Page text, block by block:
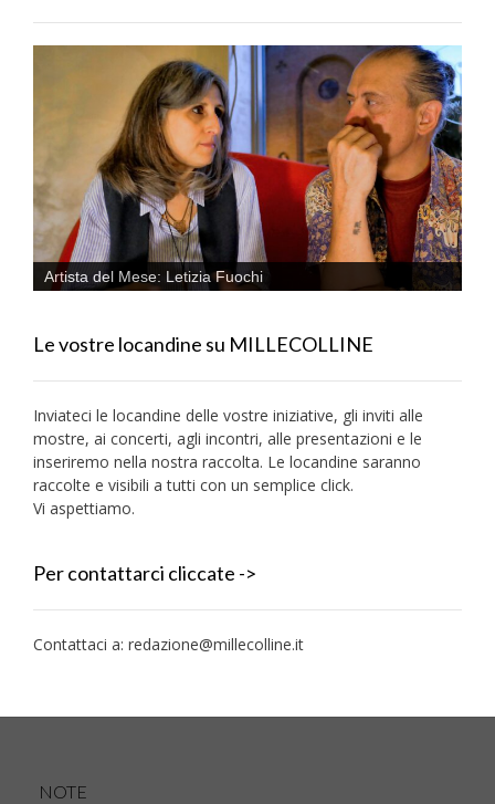
Artista del Mese: Letizia Fuochi
Le vostre locandine su MILLECOLLINE
Inviateci le locandine delle vostre iniziative, gli inviti alle
mostre, ai concerti, agli incontri, alle presentazioni e le
inseriremo nella nostra raccolta. Le locandine saranno
raccolte e visibili a tutti con un semplice click.
Vi aspettiamo.
Per contattarci cliccate ->
Contattaci a: redazione@millecolline.it
NOTE